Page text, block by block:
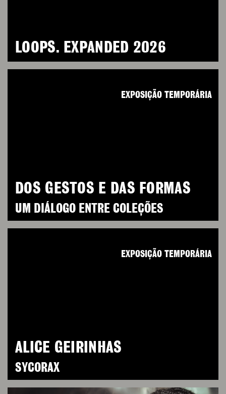
LOOPS. EXPANDED 2026
DOS GESTOS E DAS FORMAS
UM DIÁLOGO ENTRE COLEÇÕES
EXPOSIÇÃO TEMPORÁRIA
ALICE GEIRINHAS
SYCORAX
EXPOSIÇÃO TEMPORÁRIA